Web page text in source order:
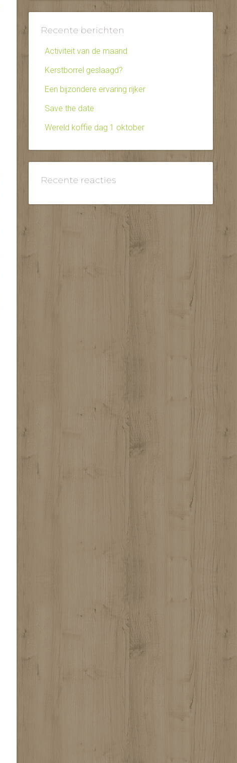
Recente berichten
Activiteit van de maand
Kerstborrel geslaagd?
Een bijzondere ervaring rijker
Save the date
Wereld koffie dag 1 oktober
Recente reacties